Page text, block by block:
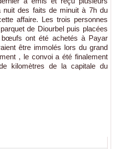
nuit des faits de minuit à 7h du
affaire. Les trois personnes
de Diourbel puis placées
ont été achetés à Payar
être immolés lors du grand
, le convoi a été finalement
kilomètres de la capitale du